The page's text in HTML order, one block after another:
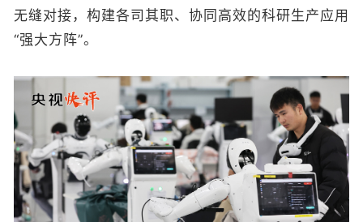
无缝对接，构建各司其职、协同高效的科研生产应用
“强大方阵”。